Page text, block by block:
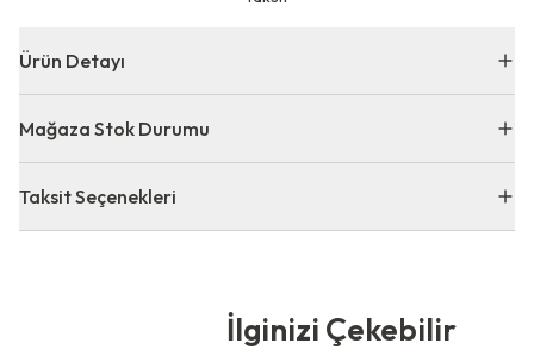
Ürün Detayı
Mağaza Stok Durumu
Taksit Seçenekleri
İlginizi Çekebilir